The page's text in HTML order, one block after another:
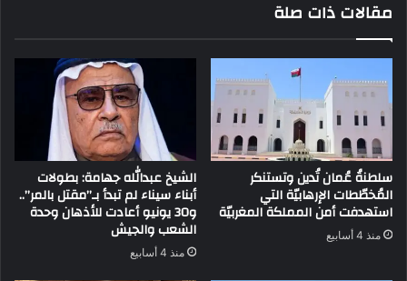
مقالات ذات صلة
سلطنةُ عُمان تُدين وتستنكر
المُخطّطات الإرهابيّة التي
استهدفت أمن المملكة المغربيّة
منذ 4 أسابيع
الشيخ عبدالله جهامة: بطولات
أبناء سيناء لم تبدأ بـ”مقتل بالمر”..
و30 يونيو أعادت للأذهان وحدة
الشعب والجيش
منذ 4 أسابيع